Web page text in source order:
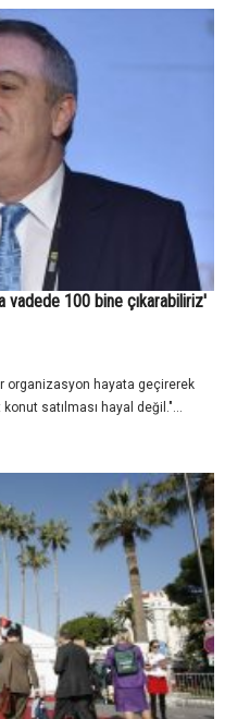
vadede 100 bine çıkarabiliriz'
organizasyon hayata geçirerek
satılması hayal değil."...